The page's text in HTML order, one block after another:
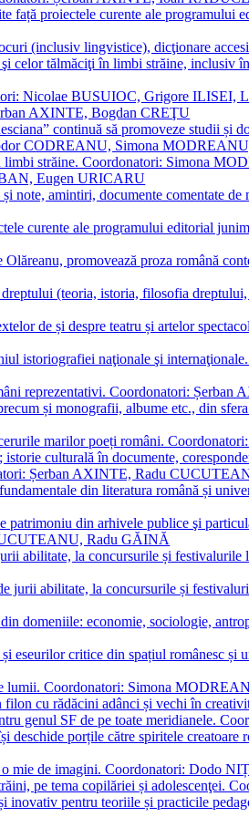
față proiectele curente ale
(inclusiv lingvistice), dicţionare
şi celor tălmăciţi în limbi străine,
Nicolae BUSUIOC, Grigore ILISEI,
AXINTE, Bogdan CREŢU
continuă să promoveze studii și
CODREANU, Simona
limbi străine. Coordonatori: Simona
Eugen URICARU
note, amintiri, documente comentate
curente ale programului editorial
promovează proza română
(teoria, istoria, filosofia
de și despre teatru și artelor
istoriografiei naţionale şi
reprezentativi. Coordonatori:
și monografii, albume etc., din
marilor poeți români.
culturală în documente,
Șerban AXINTE, Radu
din literatura română și
patrimoniu din arhivele publice şi
Radu GĂINĂ
abilitate, la concursurile și festivalurile
jurii abilitate, la concursurile și
domeniile: economie, sociologie,
eseurilor critice din spațiul românesc
lumii. Coordonatori: Simona
cu rădăcini adânci și vechi în
genul SF de pe toate meridianele.
deschide porțile către spiritele
o mie de imagini. Coordonatori: Dodo
pe tema copilăriei și adolescenţei.
inovativ pentru teoriile și practicile